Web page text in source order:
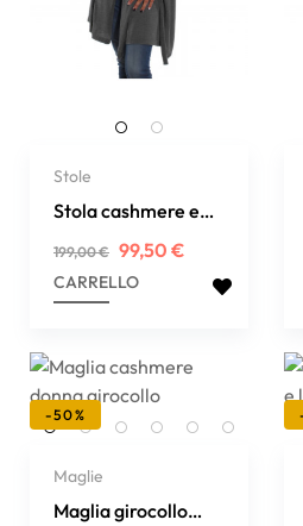
Stole
Stola cashmere e
Prezzo
regolare
199,00 € Prezzo
99,50 €
CARRELLO
-50%
Maglie
Maglia girocollo